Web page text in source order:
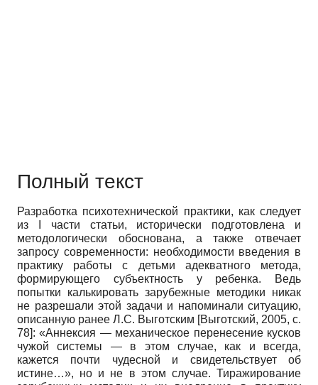
Полный текст
Разработка психотехнической практики, как следует
из I части статьи, исторически подготовлена и
методологически обоснована, а также отвечает
запросу современности: необходимости введения в
практику работы с детьми адекватного метода,
формирующего субъектность у ребенка. Ведь
попытки калькировать зарубежные методики никак
не разрешали этой задачи и напоминали ситуацию,
описанную ранее Л.С. Выготским [Выготский, 2005, с.
78]: «Аннексия — механическое перенесение кусков
чужой системы — в этом случае, как и всегда,
кажется почти чудесной и свидетельствует об
истине…», но и не в этом случае. Тиражирование